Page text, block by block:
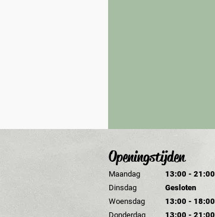
Openingstijden
Maandag
Dinsdag
Woensdag
Donderdag
13:00 - 21:00
Gesloten
13:00 - 18:00
13:00 - 21:00